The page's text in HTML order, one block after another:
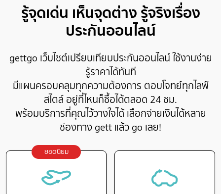
รู้จุดเด่น เห็นจุดต่าง รู้จริงเรื่อง
ประกันออนไลน์
gettgo เว็บไซต์เปรียบเทียบประกันออนไลน์ ใช้งานง่าย
รู้ราคาได้ทันที
มีแผนครอบคลุมทุกความต้องการ ตอบโจทย์ทุกไลฟ์
สไตล์ อยู่ที่ไหนก็ซื้อได้ตลอด 24 ชม.
พร้อมบริการที่คุณไว้วางใจได้ เลือกจ่ายเงินได้หลาย
ช่องทาง gett แล้ว go เลย!
ยอดนิยม